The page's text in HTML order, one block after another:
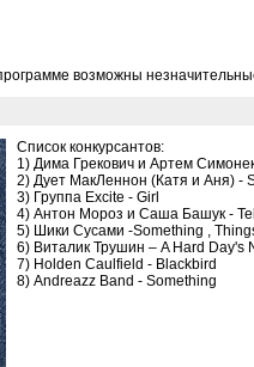
возможны
Список конкурсантов:
1) Дима Грекович и Артем
2) Дует МакЛеннон (Катя и Аня) -
3) Группа Excite - Girl
4) Антон Мороз и Саша Башук -
5) Шики Сусами -Something ,
6) Виталик Трушин – A Hard Day's
7) Holden Caulfield - Blackbird
8) Andreazz Band - Something